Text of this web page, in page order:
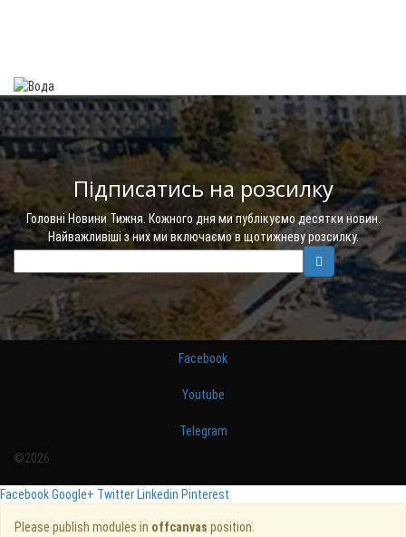
Підписатись на розсилку
Головні Новини Тижня. Кожного дня ми публікуємо десятки новин.
Найважливіші з них ми включаємо в щотижневу розсилку.
Facebook
Youtube
Telegram
©2026
FacebookGoogle+ Twitter Linkedin Pinterest
Please publish modules in offcanvas position.